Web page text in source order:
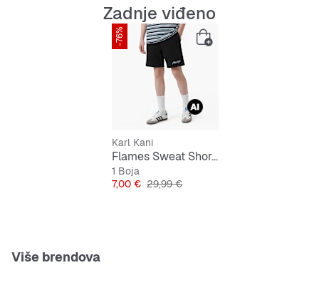
Kratke nogavice za tople dane
Elastični pojas s vezicom
Zadnje viđeno
-76%
Karl Kani
Flames Sweat Shorts Junior
1 Boja
Cijena
7,00 € Originalna cijena
29,99 €
Više brendova